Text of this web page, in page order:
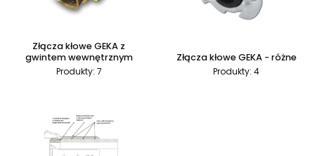
Złącza kłowe GEKA z
gwintem wewnętrznym
Produkty: 7
Złącza kłowe GEKA - różne
Produkty: 4